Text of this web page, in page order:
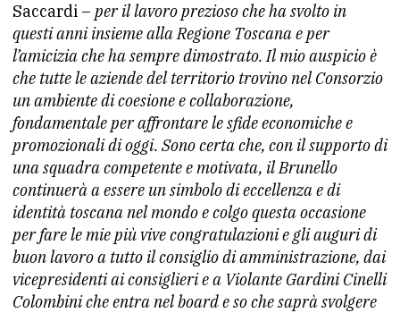
Saccardi – per il lavoro prezioso che ha svolto in
questi anni insieme alla Regione Toscana e per
l’amicizia che ha sempre dimostrato. Il mio auspicio è
che tutte le aziende del territorio trovino nel Consorzio
un ambiente di coesione e collaborazione,
fondamentale per affrontare le sfide economiche e
promozionali di oggi. Sono certa che, con il supporto di
una squadra competente e motivata, il Brunello
continuerà a essere un simbolo di eccellenza e di
identità toscana nel mondo e colgo questa occasione
per fare le mie più vive congratulazioni e gli auguri di
buon lavoro a tutto il consiglio di amministrazione, dai
vicepresidenti ai consiglieri e a Violante Gardini Cinelli
Colombini che entra nel board e so che saprà svolgere